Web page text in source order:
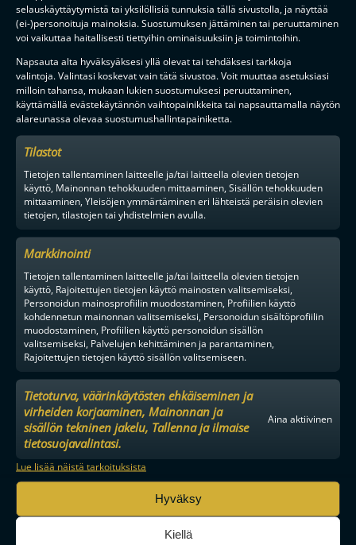
selauskäyttäytymistä tai yksilöllisiä tunnuksia tällä sivustolla, ja näyttää
(ei-)personoituja mainoksia. Suostumuksen jättäminen tai peruuttaminen
voi vaikuttaa haitallisesti tiettyihin ominaisuuksiin ja toimintoihin.
Napsauta alta hyväksyäksesi yllä olevat tai tehdäksesi tarkkoja
valintoja. Valintasi koskevat vain tätä sivustoa. Voit muuttaa asetuksiasi
milloin tahansa, mukaan lukien suostumuksesi peruuttaminen,
käyttämällä evästekäytännön vaihtopainikkeita tai napsauttamalla näytön
alareunassa olevaa suostumushallintapainiketta.
Tilastot
Tietojen tallentaminen laitteelle ja/tai laitteella olevien tietojen
käyttö, Mainonnan tehokkuuden mittaaminen, Sisällön tehokkuuden
mittaaminen, Yleisöjen ymmärtäminen eri lähteistä peräisin olevien
tietojen, tilastojen tai yhdistelmien avulla.
Markkinointi
Tietojen tallentaminen laitteelle ja/tai laitteella olevien tietojen
käyttö, Rajoitettujen tietojen käyttö mainosten valitsemiseksi,
Personoidun mainosprofiilin muodostaminen, Profiilien käyttö
kohdennetun mainonnan valitsemiseksi, Personoidun sisältöprofiilin
muodostaminen, Profiilien käyttö personoidun sisällön
valitsemiseksi, Palvelujen kehittäminen ja parantaminen,
Rajoitettujen tietojen käyttö sisällön valitsemiseen.
Tietoturva, väärinkäytösten ehkäiseminen ja
virheiden korjaaminen, Mainonnan ja
sisällön tekninen jakelu, Tallenna ja ilmaise
tietosuojavalintasi.
Aina aktiivinen
Lue lisää näistä tarkoituksista
Hyväksy
Kiellä
TILAA
F-LIIGANKUMPPANIT